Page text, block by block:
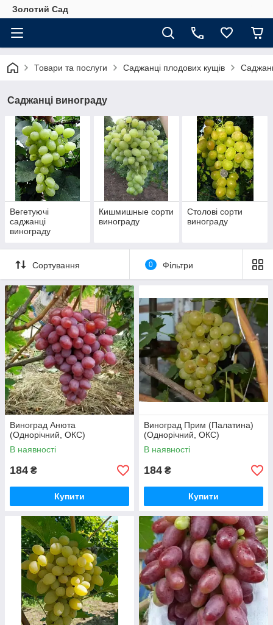
Золотий Сад
Товари та послуги Саджанці плодових кущів
Саджанці винограду
Вегетуючі
саджанці
винограду
Кишмишные сорти
винограду
Столові сорти
винограду
Сортування 0 Фільтри
Виноград Анюта
(Однорічний, ОКС)
В наявності
184 ₴
Купити
Виноград Прим (Палатина)
(Однорічний, ОКС)
В наявності
184 ₴
Купити